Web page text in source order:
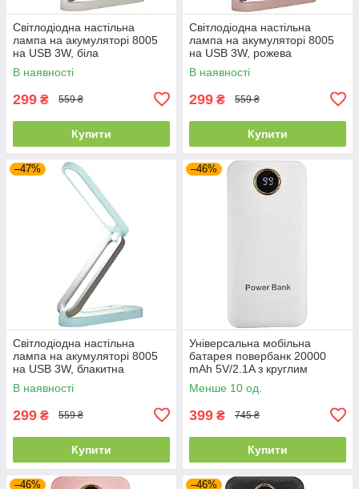
Світлодіодна настільна
лампа на акумуляторі 8005
на USB 3W, біла
В наявності
299 ₴ 559 ₴
Купити
Світлодіодна настільна
лампа на акумуляторі 8005
на USB 3W, рожева
В наявності
299 ₴ 559 ₴
Купити
–47%
Світлодіодна настільна
лампа на акумуляторі 8005
на USB 3W, блакитна
В наявності
299 ₴ 559 ₴
Купити
–46%
Універсальна мобільна
батарея повербанк 20000
mAh 5V/2.1A з круглим
циферблатом біла
Менше 10 од.
399 ₴ 745 ₴
Купити
–46% –46%